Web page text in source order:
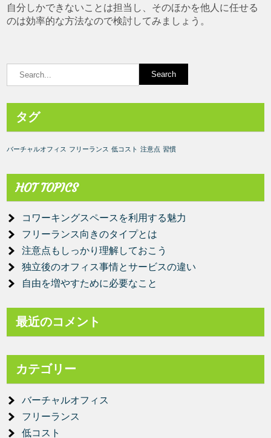
自分しかできないことは担当し、そのほかを他人に任せる
のは効率的な方法なので検討してみましょう。
タグ
バーチャルオフィス フリーランス 低コスト 注意点 習慣
HOT TOPICS
コワーキングスペースを利用する魅力
フリーランス向きのタイプとは
注意点もしっかり理解しておこう
独立後のオフィス事情とサービスの違い
自由を増やすために必要なこと
最近のコメント
カテゴリー
バーチャルオフィス
フリーランス
低コスト